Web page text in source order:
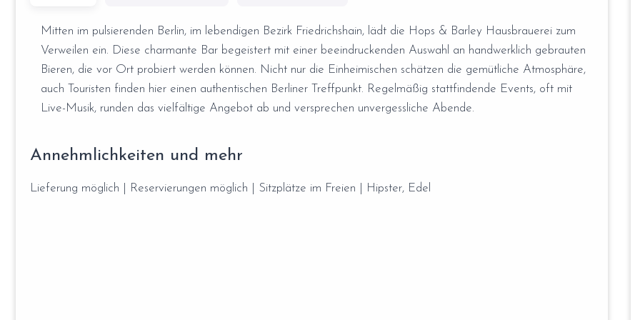
Mitten im pulsierenden Berlin, im lebendigen Bezirk Friedrichshain, lädt die Hops & Barley Hausbrauerei zum
Verweilen ein. Diese charmante Bar begeistert mit einer beeindruckenden Auswahl an handwerklich gebrauten
Bieren, die vor Ort probiert werden können. Nicht nur die Einheimischen schätzen die gemütliche Atmosphäre,
auch Touristen finden hier einen authentischen Berliner Treffpunkt. Regelmäßig stattfindende Events, oft mit
Live-Musik, runden das vielfältige Angebot ab und versprechen unvergessliche Abende.
Annehmlichkeiten und mehr
Lieferung möglich | Reservierungen möglich | Sitzplätze im Freien | Hipster, Edel